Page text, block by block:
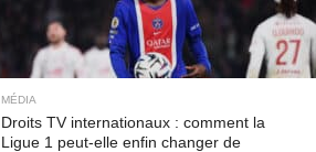
MÉDIA
Droits TV internationaux : comment la
Ligue 1 peut-elle enfin changer de